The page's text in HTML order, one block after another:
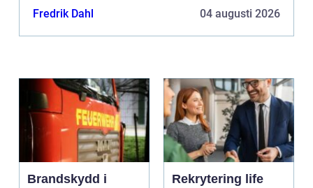
skicka mer kollagen och nya elastinfibrer för att
Fredrik Dahl 04 augusti 2026
Brandskydd i
Rekrytering life